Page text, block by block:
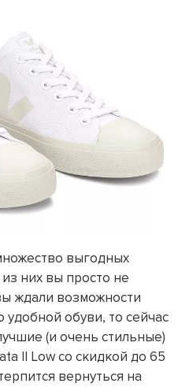
выгодных
них вы просто не
ждали возможности
обуви, то сейчас
(и очень стильные)
II Low со скидкой до 65
вернуться на